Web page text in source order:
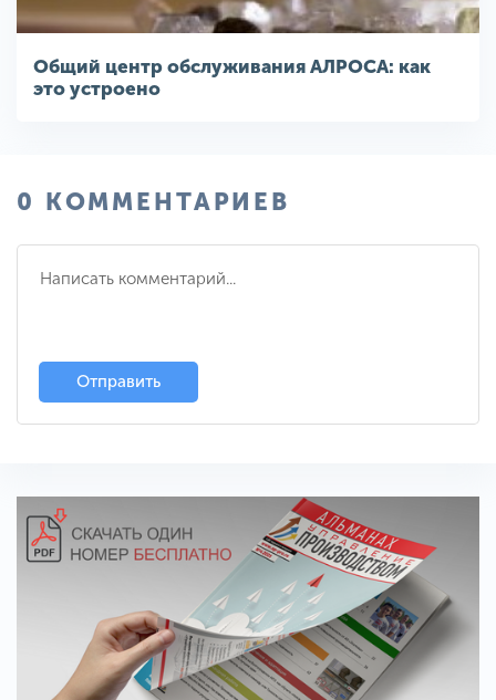
Общий центр обслуживания АЛРОСА: как
это устроено
0 КОММЕНТАРИЕВ
Отправить